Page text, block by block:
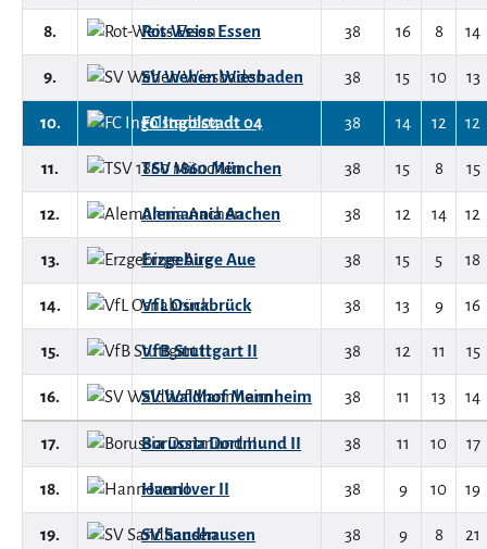
8. Rot-Weiss Essen 38 16 8 14
9. SV Wehen Wiesbaden 38 15 10 13
10. FC Ingolstadt 04 38 14 12 12
11. TSV 1860 München 38 15 8 15
12. Alemannia Aachen 38 12 14 12
13. Erzgebirge Aue 38 15 5 18
14. VfL Osnabrück 38 13 9 16
15. VfB Stuttgart II 38 12 11 15
16. SV Waldhof Mannheim 38 11 13 14
17. Borussia Dortmund II 38 11 10 17
18. Hannover II 38 9 10 19
19. SV Sandhausen 38 9 8 21